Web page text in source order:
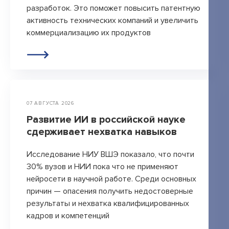
+7 495 789-00-47
разработок. Это поможет повысить патентную
активность технических компаний и увеличить
коммерциализацию их продуктов
07 АВГУСТА 2026
Развитие ИИ в российской науке
сдерживает нехватка навыков
Исследование НИУ ВШЭ показало, что почти
30% вузов и НИИ пока что не применяют
нейросети в научной работе. Среди основных
причин — опасения получить недостоверные
результаты и нехватка квалифицированных
кадров и компетенций